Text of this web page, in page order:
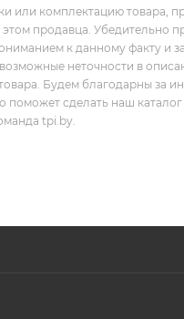
или комплектацию товара,
продавца. Убедительно
к данному факту и
неточности в
Будем благодарны за
поможет сделать наш каталог
tpi.by.